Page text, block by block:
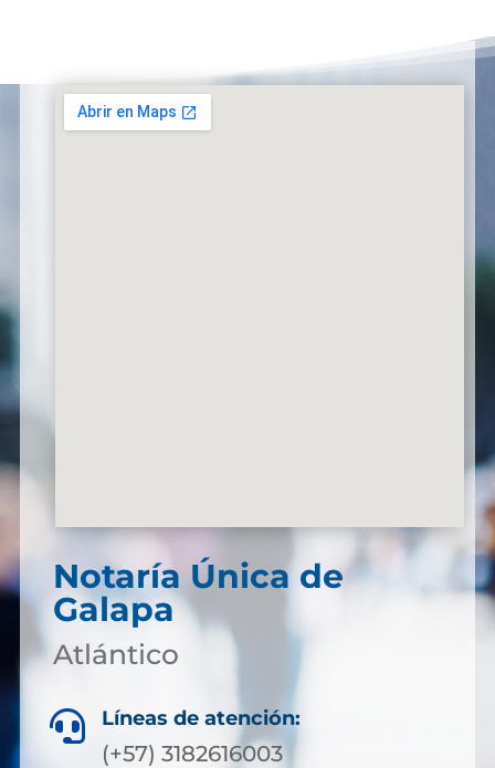
Notaría Única de
Galapa
Atlántico
 Líneas de atención:
(+57) 3182616003